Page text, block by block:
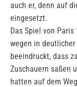
auch er, denn auf
eingesetzt.
Das Spiel von
wegen in
beeindruckt, dass
Zuschauern saßen
hatten auf dem